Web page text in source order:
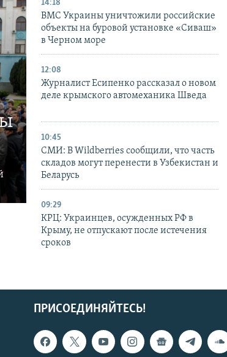
14:18
ВМС Украины уничтожили российские
объекты на буровой установке «Сиваш»
в Черном море
12:08
Журналист Есипенко рассказал о новом
деле крымского автомеханика Шведа
10:45
СМИ: В Wildberries сообщили, что часть
складов могут перенести в Узбекистан и
Беларусь
09:29
КРЦ: Украинцев, осужденных РФ в
Крыму, не отпускают после истечения
сроков
ПРИСОЕДИНЯЙТЕСЬ!